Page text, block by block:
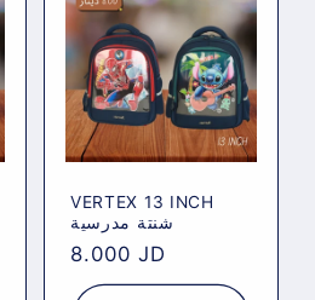
VERTEX 13 INCH
شنتة مدرسية
Regular
price
8.000 JD